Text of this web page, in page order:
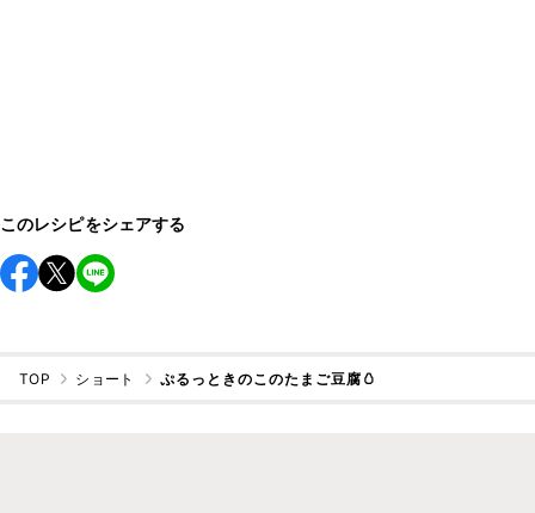
このレシピをシェアする
TOP ショート ぷるっときのこのたまご豆腐🥚